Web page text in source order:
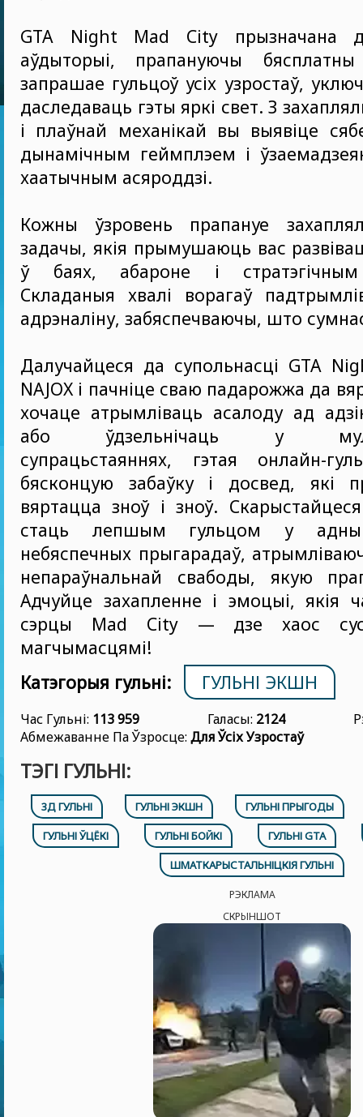
GTA Night Mad City прызначана
аўдыторыі, прапануючы
запрашае гульцоў усіх узростаў,
даследаваць гэты яркі свет. З
і плаўнай механікай вы выявіце
дынамічным геймплэем і
хаатычным асяроддзі.
Кожны ўзровень прапануе
задачы, якія прымушаюць вас
ў баях, абароне і стратэгічным
Складаныя хвалі ворагаў
адрэналіну, забяспечваючы, што
Далучайцеся да супольнасці GTA
NAJOX і пачніце сваю падарожжа да
хочаце атрымліваць асалоду ад
або ўдзельнічаць у
супрацьстаяннях, гэтая онлайн-
бясконцую забаўку і досвед, які
вяртацца зноў і зноў.
стаць лепшым гульцом у
небяспечных прыгарадаў,
непараўнальнай свабоды, якую
Адчуйце захапленне і эмоцыі, якія
сэрцы Mad City — дзе хаос
магчымасцямі!
Катэгорыя гульні:
ГУЛЬНІ ЭКШН
Час Гульні: 113 959 Галасы: 2124
Абмежаванне Па Ўзросце: Для Ўсіх Узростаў
ТЭГІ ГУЛЬНІ:
3Д ГУЛЬНІ ГУЛЬНІ ЭКШН
ГУЛЬНІ ПРЫГОДЫ
ГУЛЬНІ ЎЦЁКІ
ГУЛЬНІ БОЙКІ
ГУЛЬНІ GTA
ШМАТКАРЫСТАЛЬНІЦКІЯ ГУЛЬНІ
РЭКЛАМА
СКРЫНШОТ